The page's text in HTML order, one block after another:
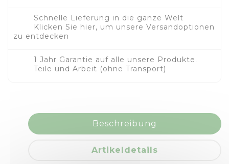
Schnelle Lieferung in die ganze Welt
Klicken Sie hier, um unsere Versandoptionen
zu entdecken
1 Jahr Garantie auf alle unsere Produkte.
Teile und Arbeit (ohne Transport)
Beschreibung
Artikeldetails